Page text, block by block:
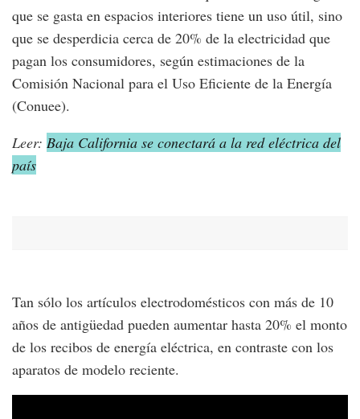
que se gasta en espacios interiores tiene un uso útil, sino
que se desperdicia cerca de 20% de la electricidad que
pagan los consumidores, según estimaciones de la
Comisión Nacional para el Uso Eficiente de la Energía
(Conuee).
Leer: Baja California se conectará a la red eléctrica del
país
Tan sólo los artículos electrodomésticos con más de 10
años de antigüedad pueden aumentar hasta 20% el monto
de los recibos de energía eléctrica, en contraste con los
aparatos de modelo reciente.